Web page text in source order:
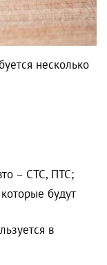
несколько
– СТС, ПТС;
будут
в